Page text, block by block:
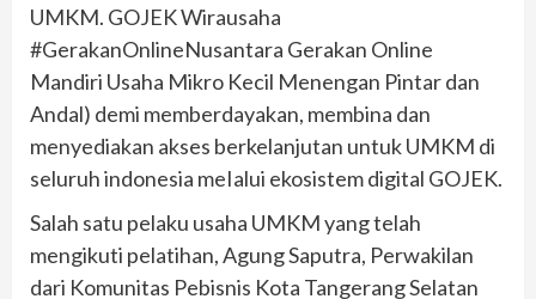
UMKM. GOJEK Wirausaha
#GerakanOnlineNusantara Gerakan Online
Mandiri Usaha Mikro Kecil Menengan Pintar dan
Andal) demi memberdayakan, membina dan
menyediakan akses berkelanjutan untuk UMKM di
seluruh indonesia meIalui ekosistem digital GOJEK.
Salah satu pelaku usaha UMKM yang telah
mengikuti pelatihan, Agung Saputra, Perwakilan
dari Komunitas Pebisnis Kota Tangerang Selatan